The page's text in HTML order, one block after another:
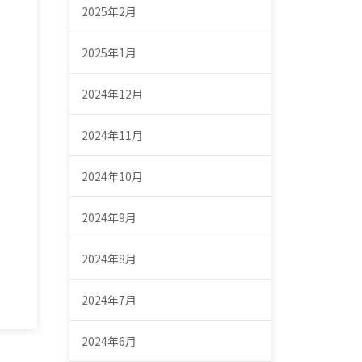
2025年2月
2025年1月
2024年12月
2024年11月
2024年10月
2024年9月
2024年8月
2024年7月
2024年6月